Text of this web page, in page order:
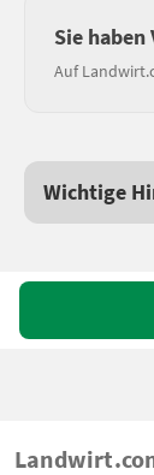
Sie
Auf
Wichtige